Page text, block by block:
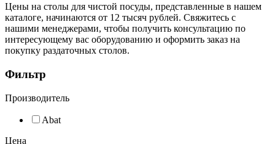
Цены на столы для чистой посуды, представленные в нашем
каталоге, начинаются от 12 тысяч рублей. Свяжитесь с
нашими менеджерами, чтобы получить консультацию по
интересующему вас оборудованию и оформить заказ на
покупку раздаточных столов.
Фильтр
Производитель
Abat
Цена